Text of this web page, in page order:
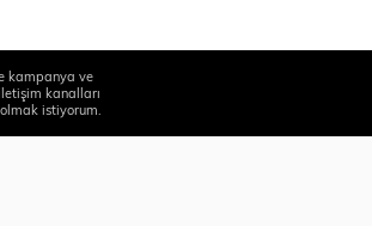
kampanya ve
kanalları
istiyorum.